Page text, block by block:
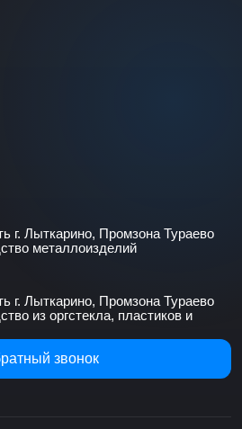
г. Лыткарино, Промзона Тураево
металлоизделий
г. Лыткарино, Промзона Тураево
из оргстекла, пластиков и
звонок